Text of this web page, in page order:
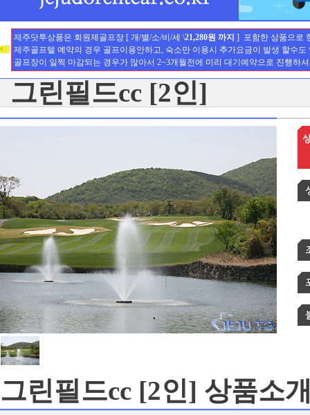
용 꼭 확인하세요.
-현금영수증은 이용후 전화주시
행사수수료 부분에 대해서만 발
- 제주골프상품 예약변경, 취소는
토/일요일, 공휴일의 경우 날짜
- 제주골프장, 골프텔, 렌트카 패
인하시고, 전화 예약시취소약관
- 제주도골프투어 골프부킹시간
딩 취소시 환불불가 입니다.[제
- 제주도골프장 예약시 할인적용
정상요금 기준으로 적용, 아래
원변경 가능합니다.
- 카드결재, 세금계산서 부가세
- 기상악화의경우 임의 취소는
확인서를 받아야 취소나 환불이
제주닷투상품은 회원제골프장 [ 개/별/소/비/세 \21,280원 까지 ] 포함한 상품으로
제주골프텔 예약의 경우 골프이용안하고, 숙소만 이용시 추가요금이 발생 할수
골프장이 일찍 마감되는 경우가 많아서 2~3개월전에 미리 대기예약으로 진행하
그린필드cc [2인]
그린필드cc [2인] 상품소